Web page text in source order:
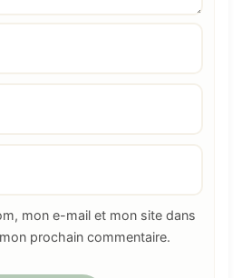
mon e-mail et mon site dans
prochain commentaire.